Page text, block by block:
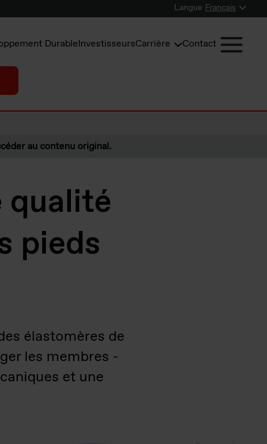
Langue Français
DurableInvestisseursCarrière Contact
au contenu original.
qualité
pieds
élastomères de
les membres -
et une